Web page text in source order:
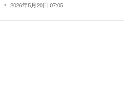
2026年5月20日 07:05